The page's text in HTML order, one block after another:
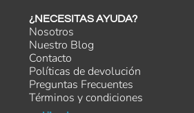
¿NECESITAS AYUDA?
Nosotros
Nuestro Blog
Contacto
Políticas de devolución
Preguntas Frecuentes
Términos y condiciones